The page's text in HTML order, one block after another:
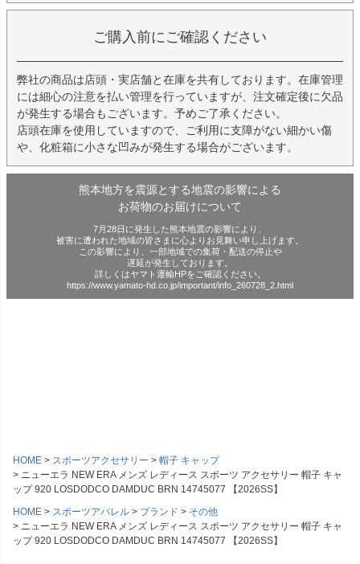
ご購入前にご確認ください
弊社の商品は店頭・実店舗と在庫を共有しております。在庫管理
には細心の注意を払い管理を行っていますが、注文確定後に欠品
が発生する場合もございます。予めご了承ください。
店頭在庫を使用していますので、ご利用に支障がない細かい傷
や、化粧箱に小さな凹みが発生する場合がございます。
熊本地方を震源とする地震の影響による
お荷物のお届けについて
7月28日に発生した熊本地震の影響により、
被害に遭われた地域の皆さまに心よりお見舞い申し上げます。
この影響により、一部地域での集荷・配送の停止や
遅延が発生しております。
詳しくはヤマト運輸HPをご確認ください。
https://www.yamato-hd.co.jp/important/info_260728_2.html
HOME スポーツアクセサリー
帽子 キャップ
ニューエラ NEW ERA メンズ レディース スポーツ アクセサリー 帽子 キャ
ップ 920 LOSDODCO DAMDUC BRN 14745077 【2026SS】
HOME
スポーツアパレル ブランド
その他
ニューエラ NEW ERA メンズ レディース スポーツ アクセサリー 帽子 キャ
ップ 920 LOSDODCO DAMDUC BRN 14745077 【2026SS】